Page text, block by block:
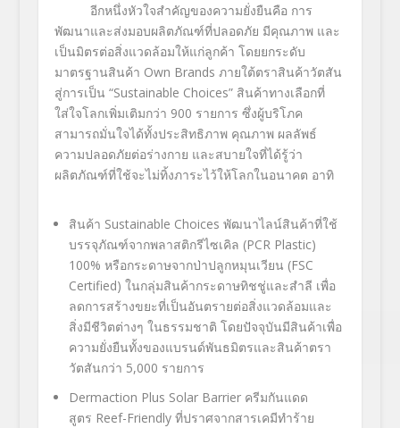
อีกหนึ่งหัวใจสำคัญของความยั่งยืนคือ การ
พัฒนาและส่งมอบผลิตภัณฑ์ที่ปลอดภัย มีคุณภาพ และ
เป็นมิตรต่อสิ่งแวดล้อมให้แก่ลูกค้า โดยยกระดับ
มาตรฐานสินค้า Own Brands ภายใต้ตราสินค้าวัตสัน
สู่การเป็น “Sustainable Choices” สินค้าทางเลือกที่
ใส่ใจโลกเพิ่มเติมกว่า 900 รายการ ซึ่งผู้บริโภค
สามารถมั่นใจได้ทั้งประสิทธิภาพ คุณภาพ ผลลัพธ์
ความปลอดภัยต่อร่างกาย และสบายใจที่ได้รู้ว่า
ผลิตภัณฑ์ที่ใช้จะไม่ทิ้งภาระไว้ให้โลกในอนาคต อาทิ
สินค้า Sustainable Choices พัฒนาไลน์สินค้าที่ใช้
บรรจุภัณฑ์จากพลาสติกรีไซเคิล (PCR Plastic)
100% หรือกระดาษจากป่าปลูกหมุนเวียน (FSC
Certified) ในกลุ่มสินค้ากระดาษทิชชู่และสำลี เพื่อ
ลดการสร้างขยะที่เป็นอันตรายต่อสิ่งแวดล้อมและ
สิ่งมีชีวิตต่างๆ ในธรรมชาติ โดยปัจจุบันมีสินค้าเพื่อ
ความยั่งยืนทั้งของแบรนด์พันธมิตรและสินค้าตรา
วัตสันกว่า 5,000 รายการ
Dermaction Plus Solar Barrier ครีมกันแดด
สูตร Reef-Friendly ที่ปราศจากสารเคมีทำร้าย